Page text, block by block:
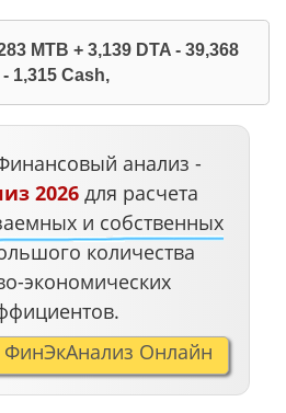
MTB + 3,139 DTA - 39,368
- 1,315 Cash,
анализ -
2026для расчета
и собственных
количества
экономических
Онлайн